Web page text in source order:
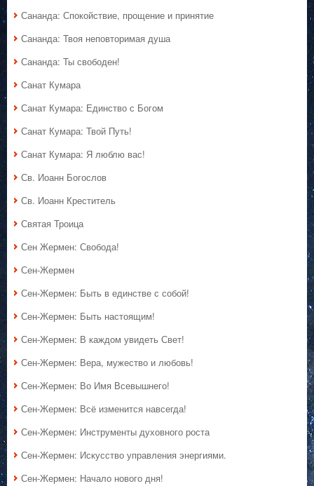
Сананда: Спокойствие, прощение и принятие
Сананда: Твоя неповторимая душа
Сананда: Ты свободен!
Санат Кумара
Санат Кумара: Единство с Богом
Санат Кумара: Твой Путь!
Санат Кумара: Я люблю вас!
Св. Иоанн Богослов
Св. Иоанн Креститель
Святая Троица
Сен Жермен: Свобода!
Сен-Жермен
Сен-Жермен: Быть в единстве с собой!
Сен-Жермен: Быть настоящим!
Сен-Жермен: В каждом увидеть Свет!
Сен-Жермен: Вера, мужество и любовь!
Сен-Жермен: Во Имя Всевышнего!
Сен-Жермен: Всё изменится навсегда!
Сен-Жермен: Инструменты духовного роста
Сен-Жермен: Искусство управления энергиями.
Сен-Жермен: Начало нового дня!